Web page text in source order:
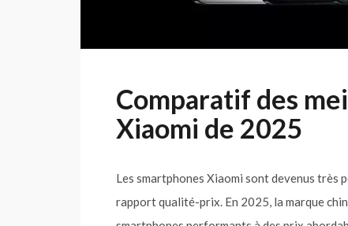
Comparatif des
Xiaomi de 2025
Les smartphones Xiaomi sont devenus très
rapport qualité-prix. En 2025, la marque